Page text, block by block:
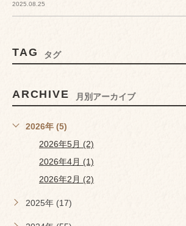
2025.08.25
TAG タグ
ARCHIVE 月別アーカイブ
2026年 (5)
2026年5月 (2)
2026年4月 (1)
2026年2月 (2)
2025年 (17)